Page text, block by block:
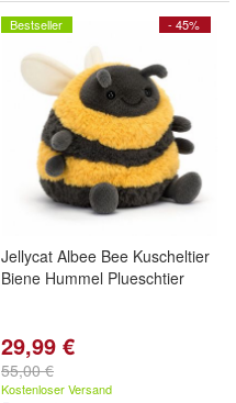
- 45%
Bestseller
Jellycat Albee Bee Kuscheltier
Biene Hummel Plueschtier
29,99 €
55,00 €
Kostenloser Versand